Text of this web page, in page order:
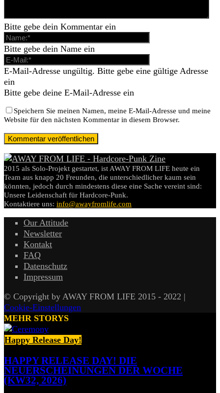
Bitte gebe dein Kommentar ein
Bitte gebe dein Name ein
E-Mail-Adresse ungültig. Bitte gebe eine gültige Adresse
ein
Bitte gebe deine E-Mail-Adresse ein
Speichern Sie meinen Namen, meine E-Mail-Adresse und meine
Website für den nächsten Kommentar in diesem Browser.
2015 als Solo-Projekt gestartet, ist AWAY FROM LIFE heute ein
Team aus knapp 20 Freunden, die unterschiedlicher kaum sein
könnten, jedoch durch mindestens diese eine Sache vereint sind:
Unsere Leidenschaft für Hardcore-Punk.
Kontaktiere uns: info@awayfromlife.com
Our Attitude
Newsletter
Kontakt
FAQ
Datenschutz
Impressum
© Copyright by AWAY FROM LIFE 2015 - 2022 |
Cookie-Einstellungen
MEHR STORYS
Happy Release Day!
HAPPY RELEASE DAY! DIE
NEUERSCHEINUNGEN DER WOCHE
(KW32, 2026)